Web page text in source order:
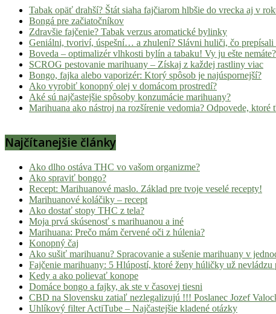
novinky
konopnej
scény,
najlepší
chill-
out,
stoner
lifestyle.
nalaď
pohodu.
Tabak opäť drahší? Štát siaha fajčiarom hlbšie do vrecka aj v
Bongá pre začiatočníkov
Zdravšie fajčenie? Tabak verzus aromatické bylinky
Geniálni, tvoriví, úspešní… a zhulení? Slávni huliči, čo prepísali
Boveda – optimalizér vlhkosti bylín a tabaku! Vy ju ešte nemáte?
SCROG pestovanie marihuany – Získaj z každej rastliny viac
Bongo, fajka alebo vaporizér: Ktorý spôsob je najúspornejší?
Ako vyrobiť konopný olej v domácom prostredí?
Aké sú najčastejšie spôsoby konzumácie marihuany?
Marihuana ako nástroj na rozšírenie vedomia? Odpovede, ktoré
Najčítanejšie články
Ako dlho ostáva THC vo vašom organizme?
Ako spraviť bongo?
Recept: Marihuanové maslo. Základ pre tvoje veselé recepty!
Marihuanové koláčiky – recept
Ako dostať stopy THC z tela?
Moja prvá skúsenosť s marihuanou a iné
Marihuana: Prečo mám červené oči z húlenia?
Konopný čaj
Ako sušiť marihuanu? Spracovanie a sušenie marihuany v
Fajčenie marihuany: 5 Hlúpostí, ktoré ženy húličky už nevládzu
Kedy a ako polievať konope
Domáce bongo a fajky, ak ste v časovej tiesni
CBD na Slovensku zatiaľ nezlegalizujú !!! Poslanec Jozef
Uhlíkový filter ActiTube – Najčastejšie kladené otázky